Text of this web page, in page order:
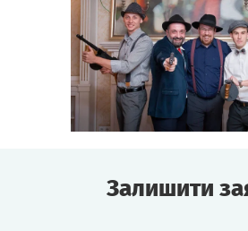
Залишити